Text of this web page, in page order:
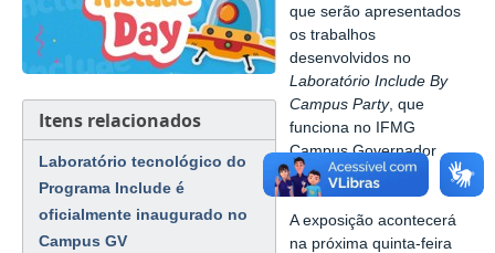
Itens relacionados
Laboratório tecnológico do
Programa Include é
oficialmente inaugurado no
Campus GV
que serão apresentados
os trabalhos
desenvolvidos no
Laboratório Include By
Campus Party, que
funciona no IFMG
Campus Governador
Valadares.
A exposição acontecerá
na próxima quinta-feira